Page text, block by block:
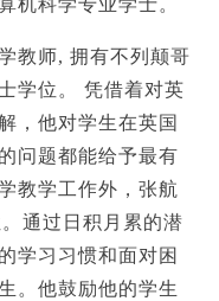
机科学专业学士。
教师, 拥有不列颠哥
学位。 凭借着对英
，他对学生在英国
问题都能给予最有
教学工作外，张航
通过日积月累的潜
学习习惯和面对困
。他鼓励他的学生